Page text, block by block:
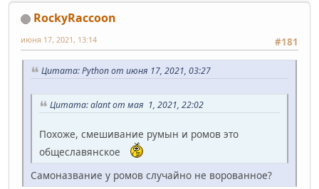
RockyRaccoon
#181
июня 17, 2021, 13:14
Цитата: Python от июня 17, 2021, 03:27
Цитата: alant от мая 1, 2021, 22:02
Похоже, смешивание румын и ромов это
общеславянское
Самоназвание у ромов случайно не ворованное?